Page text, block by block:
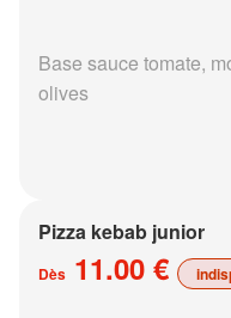
Base sauce tomate,
olives
Pizza kebab junior
Dès 11.00 €